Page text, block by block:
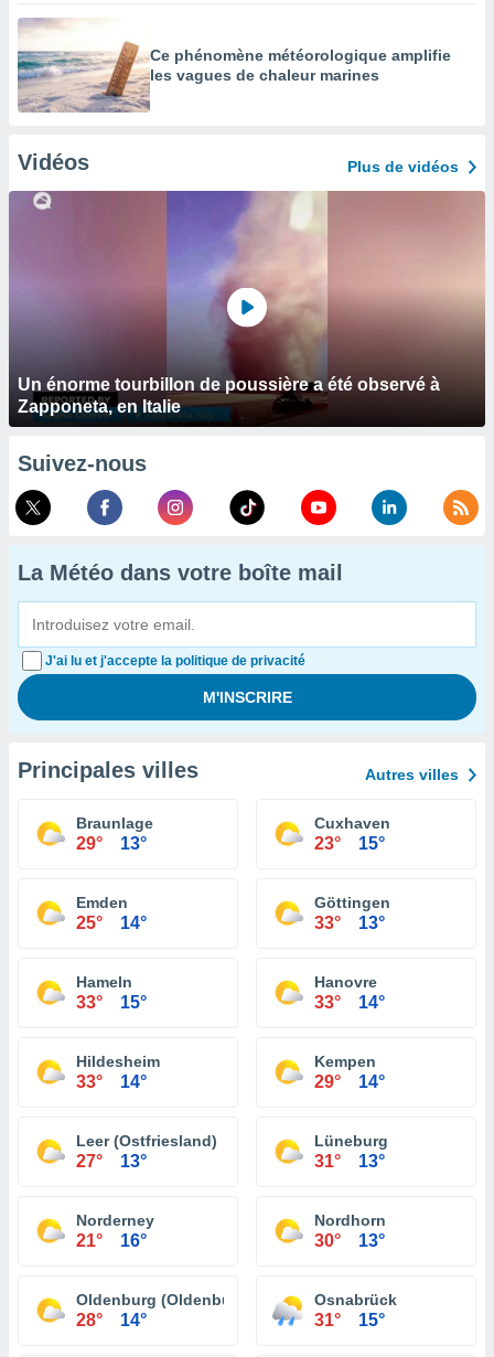
Ce phénomène météorologique amplifie
les vagues de chaleur marines
Vidéos Plus de vidéos
Un énorme tourbillon de poussière a été observé à
Zapponeta, en Italie
Suivez-nous
La Météo dans votre boîte mail
J'ai lu et j'accepte la politique de privacité
Principales villes Autres villes
Braunlage
29° 13°
Cuxhaven
23° 15°
Emden
25° 14°
Göttingen
33° 13°
Hameln
33° 15°
Hanovre
33° 14°
Hildesheim
33° 14°
Kempen
29° 14°
Leer (Ostfriesland)
27° 13°
Lüneburg
31° 13°
Norderney
21° 16°
Nordhorn
30° 13°
Oldenburg (Oldenburg)
28° 14°
Osnabrück
31° 15°